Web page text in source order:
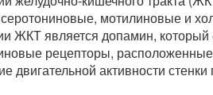
мотилиновые и
ЖКТ является допамин, который
рецепторы,
двигательной активности